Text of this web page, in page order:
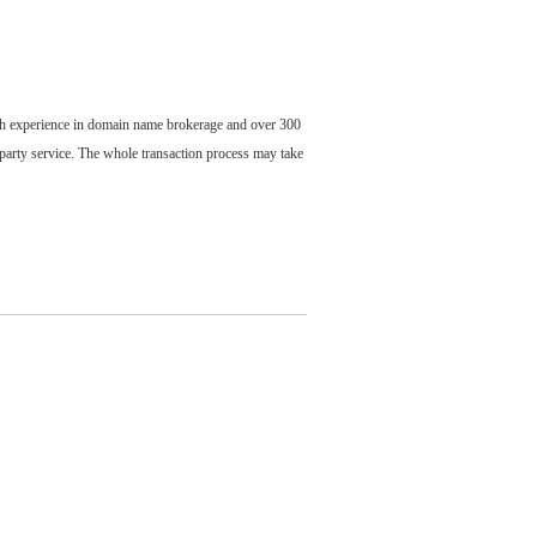
in domain name brokerage and over 300
service. The whole transaction process may take